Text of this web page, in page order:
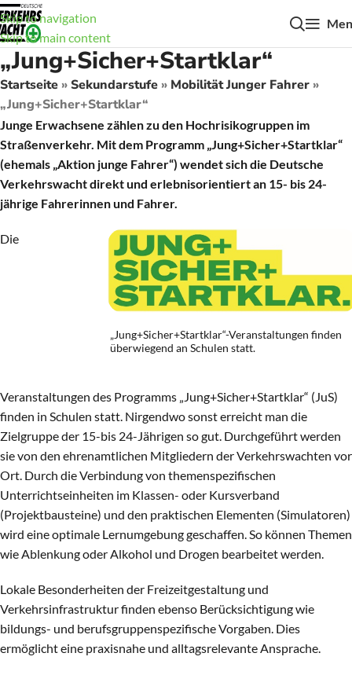
Skip to navigation
Skip to main content
„Jung+Sicher+Startklar“
Startseite»Sekundarstufe» Mobilität Junger Fahrer»
„Jung+Sicher+Startklar“
Junge Erwachsene zählen zu den Hochrisikogruppen im
Straßenverkehr. Mit dem Programm „Jung+Sicher+Startklar“
(ehemals „Aktion junge Fahrer“) wendet sich die Deutsche
Verkehrswacht direkt und erlebnisorientiert an 15- bis 24-
jährige Fahrerinnen und Fahrer.
„Jung+Sicher+Startklar“-Veranstaltungen finden
überwiegend an Schulen statt.
Die
Veranstaltungen des Programms „Jung+Sicher+Startklar“ (JuS)
finden in Schulen statt. Nirgendwo sonst erreicht man die
Zielgruppe der 15-bis 24-Jährigen so gut. Durchgeführt werden
sie von den ehrenamtlichen Mitgliedern der Verkehrswachten vor
Ort. Durch die Verbindung von themenspezifischen
Unterrichtseinheiten im Klassen- oder Kursverband
(Projektbausteine) und den praktischen Elementen (Simulatoren)
wird eine optimale Lernumgebung geschaffen. So können Themen
wie Ablenkung oder Alkohol und Drogen bearbeitet werden.
Lokale Besonderheiten der Freizeitgestaltung und
Verkehrsinfrastruktur finden ebenso Berücksichtigung wie
bildungs- und berufsgruppenspezifische Vorgaben. Dies
ermöglicht eine praxisnahe und alltagsrelevante Ansprache.